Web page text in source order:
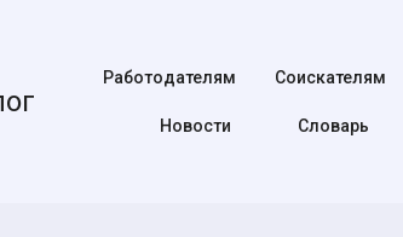
Работодателям Соискателям
Новости Cловарь